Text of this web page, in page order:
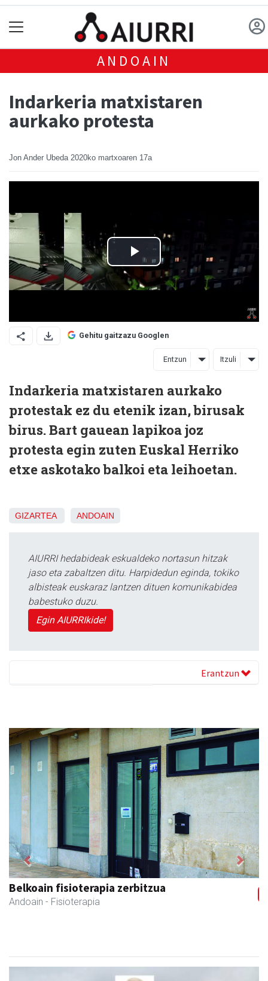
ANDOAIN
Indarkeria matxistaren
aurkako protesta
Jon Ander Ubeda 2020ko martxoaren 17a
Gehitu gaitzazu Googlen
Entzun Itzuli
Indarkeria matxistaren aurkako
protestak ez du etenik izan, birusak
birus. Bart gauean lapikoa joz
protesta egin zuten Euskal Herriko
etxe askotako balkoi eta leihoetan.
GIZARTEA ANDOAIN
AIURRI hedabideak eskualdeko nortasun hitzak
jaso eta zabaltzen ditu. Harpidedun eginda, tokiko
albisteak euskaraz lantzen dituen komunikabidea
babestuko duzu.
Egin AIURRIkide!
Erantzun
Ondarreta taberna
Andoain - Tabernak
Previous Next